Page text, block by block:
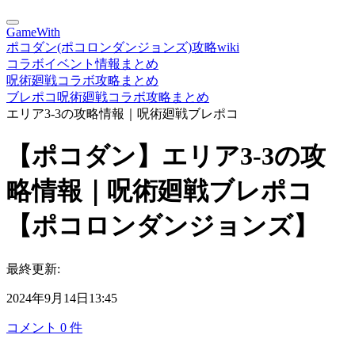
GameWith
ポコダン(ポコロンダンジョンズ)攻略wiki
コラボイベント情報まとめ
呪術廻戦コラボ攻略まとめ
ブレポコ呪術廻戦コラボ攻略まとめ
エリア3-3の攻略情報｜呪術廻戦ブレポコ
【ポコダン】エリア3-3の攻
略情報｜呪術廻戦ブレポコ
【ポコロンダンジョンズ】
最終更新:
2024年9月14日13:45
コメント 0 件